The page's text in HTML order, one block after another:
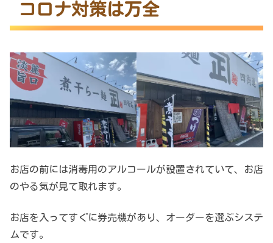
コロナ対策は万全
お店の前には消毒用のアルコールが設置されていて、お店
のやる気が見て取れます。
お店を入ってすぐに券売機があり、オーダーを選ぶシステ
ムです。